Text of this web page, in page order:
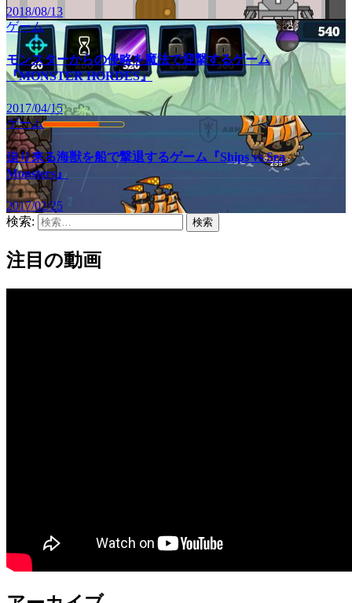
2018/08/13
ゲーム
モンスターからの侵略を魔法で迎撃するゲーム
『MONSTER HORDES』
2017/04/15
ゲーム
迫り来る海獣を船で撃退するゲーム『Ships vs Sea
Monsters』
2017/02/25
検索:
注目の動画